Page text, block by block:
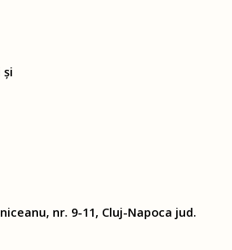
și
nr. 9-11, Cluj-Napoca jud.